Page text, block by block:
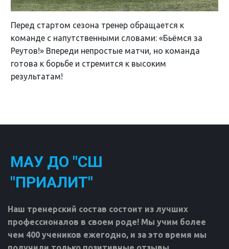
Перед стартом сезона тренер обращается к
команде с напутственными словами: «Бьёмся за
Реутов!» Впереди непростые матчи, но команда
готова к борьбе и стремится к высоким
результатам!
МАУ ДО "СШ
"ПРИАЛИТ"
Наш тренерский состав состоит из лучших
профессионалов в своем роде! Мы учим более
чем 400 учеников ежегодно, и за это время мы